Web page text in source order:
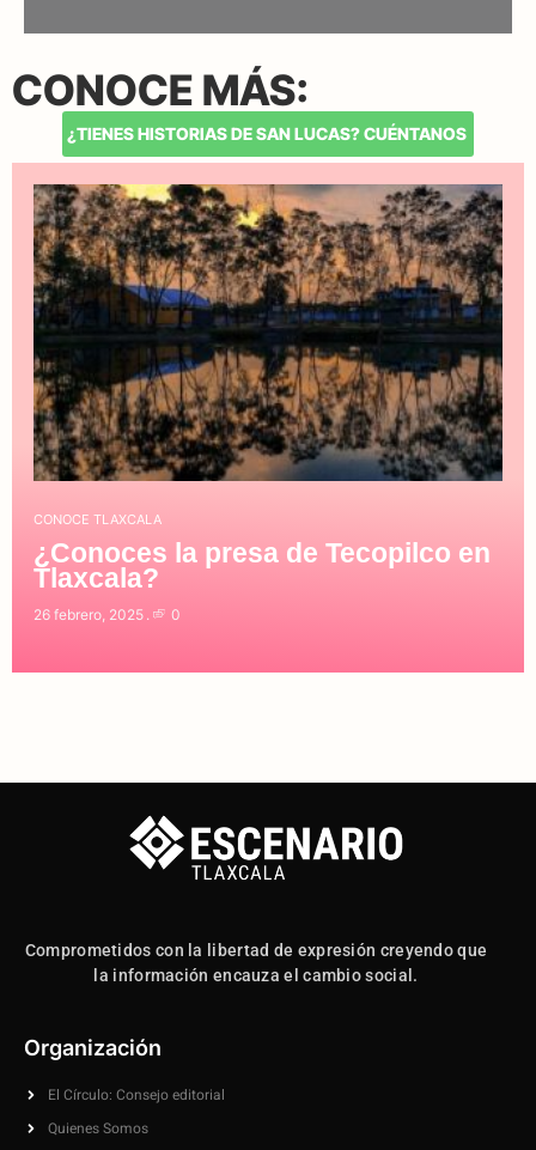
CONOCE MÁS:
¿TIENES HISTORIAS DE SAN LUCAS? CUÉNTANOS
CONOCE TLAXCALA
¿Conoces la presa de Tecopilco en
Tlaxcala?
26 febrero, 2025 0
Comprometidos con la libertad de expresión creyendo que
la información encauza el cambio social.
Organización
El Círculo: Consejo editorial
Quienes Somos